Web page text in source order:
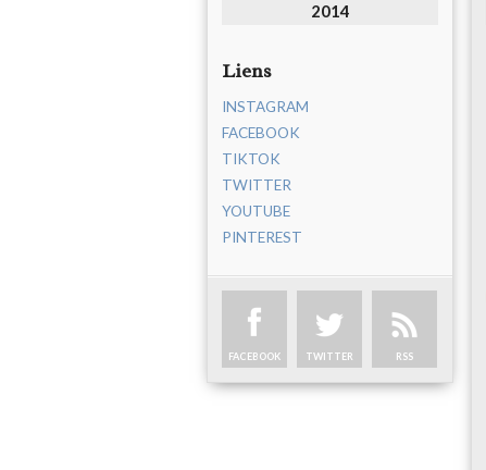
2014
Liens
INSTAGRAM
FACEBOOK
TIKTOK
TWITTER
YOUTUBE
PINTEREST
FACEBOOK TWITTER RSS